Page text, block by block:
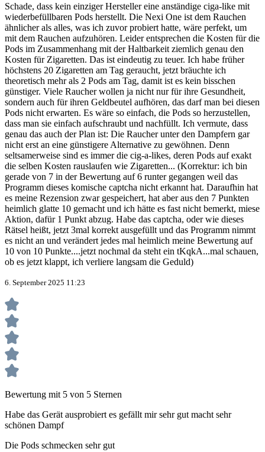
Schade, dass kein einziger Hersteller eine anständige ciga-like mit
wiederbefüllbaren Pods herstellt. Die Nexi One ist dem Rauchen
ähnlicher als alles, was ich zuvor probiert hatte, wäre perfekt, um
mit dem Rauchen aufzuhören. Leider entsprechen die Kosten für die
Pods im Zusammenhang mit der Haltbarkeit ziemlich genau den
Kosten für Zigaretten. Das ist eindeutig zu teuer. Ich habe früher
höchstens 20 Zigaretten am Tag geraucht, jetzt bräuchte ich
theoretisch mehr als 2 Pods am Tag, damit ist es kein bisschen
günstiger. Viele Raucher wollen ja nicht nur für ihre Gesundheit,
sondern auch für ihren Geldbeutel aufhören, das darf man bei diesen
Pods nicht erwarten. Es wäre so einfach, die Pods so herzustellen,
dass man sie einfach aufschraubt und nachfüllt. Ich vermute, dass
genau das auch der Plan ist: Die Raucher unter den Dampfern gar
nicht erst an eine günstigere Alternative zu gewöhnen. Denn
seltsamerweise sind es immer die cig-a-likes, deren Pods auf exakt
die selben Kosten rauslaufen wie Zigaretten... (Korrektur: ich bin
gerade von 7 in der Bewertung auf 6 runter gegangen weil das
Programm dieses komische captcha nicht erkannt hat. Daraufhin hat
es meine Rezension zwar gespeichert, hat aber aus den 7 Punkten
heimlich glatte 10 gemacht und ich hätte es fast nicht bemerkt, miese
Aktion, dafür 1 Punkt abzug. Habe das captcha, oder wie dieses
Rätsel heißt, jetzt 3mal korrekt ausgefüllt und das Programm nimmt
es nicht an und verändert jedes mal heimlich meine Bewertung auf
10 von 10 Punkte....jetzt nochmal da steht ein tKqkA...mal schauen,
ob es jetzt klappt, ich verliere langsam die Geduld)
6. September 2025 11:23
Bewertung mit 5 von 5 Sternen
Habe das Gerät ausprobiert es gefällt mir sehr gut macht sehr
schönen Dampf
Die Pods schmecken sehr gut